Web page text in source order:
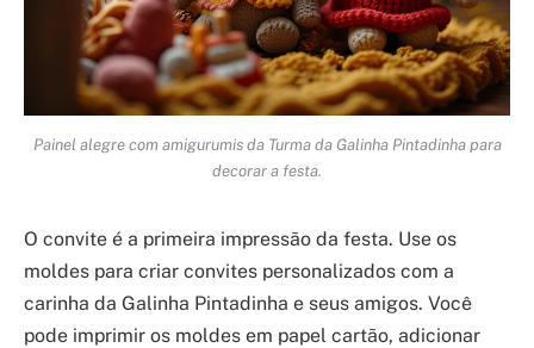
Painel alegre com amigurumis da Turma da Galinha Pintadinha para
decorar a festa.
O convite é a primeira impressão da festa. Use os
moldes para criar convites personalizados com a
carinha da Galinha Pintadinha e seus amigos. Você
pode imprimir os moldes em papel cartão, adicionar